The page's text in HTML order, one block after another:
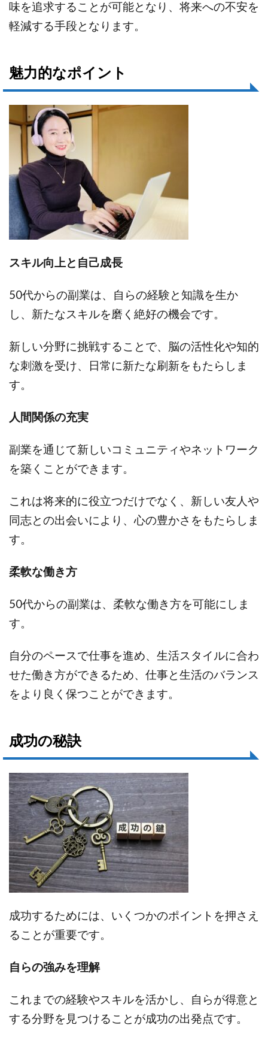
味を追求することが可能となり、将来への不安を
軽減する手段となります。
魅力的なポイント
スキル向上と自己成長
50代からの副業は、自らの経験と知識を生か
し、新たなスキルを磨く絶好の機会です。
新しい分野に挑戦することで、脳の活性化や知的
な刺激を受け、日常に新たな刷新をもたらしま
す。
人間関係の充実
副業を通じて新しいコミュニティやネットワーク
を築くことができます。
これは将来的に役立つだけでなく、新しい友人や
同志との出会いにより、心の豊かさをもたらしま
す。
柔軟な働き方
50代からの副業は、柔軟な働き方を可能にしま
す。
自分のペースで仕事を進め、生活スタイルに合わ
せた働き方ができるため、仕事と生活のバランス
をより良く保つことができます。
成功の秘訣
成功するためには、いくつかのポイントを押さえ
ることが重要です。
自らの強みを理解
これまでの経験やスキルを活かし、自らが得意と
する分野を見つけることが成功の出発点です。